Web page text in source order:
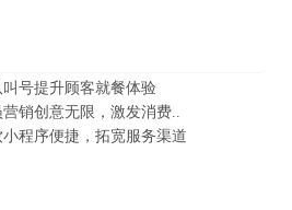
号提升顾客就餐体验
销创意无限，激发消费..
程序便捷，拓宽服务渠道